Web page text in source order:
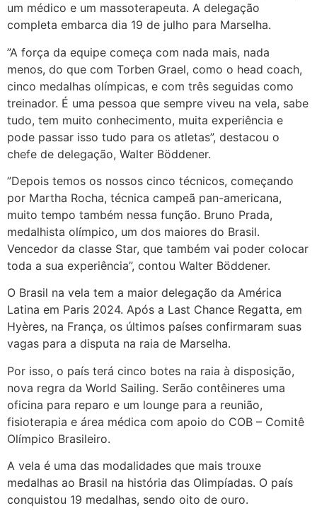
um médico e um massoterapeuta. A delegação
completa embarca dia 19 de julho para Marselha.
”A força da equipe começa com nada mais, nada
menos, do que com Torben Grael, como o head coach,
cinco medalhas olímpicas, e com três seguidas como
treinador. É uma pessoa que sempre viveu na vela, sabe
tudo, tem muito conhecimento, muita experiência e
pode passar isso tudo para os atletas”, destacou o
chefe de delegação, Walter Böddener.
”Depois temos os nossos cinco técnicos, começando
por Martha Rocha, técnica campeã pan-americana,
muito tempo também nessa função. Bruno Prada,
medalhista olímpico, um dos maiores do Brasil.
Vencedor da classe Star, que também vai poder colocar
toda a sua experiência”, contou Walter Böddener.
O Brasil na vela tem a maior delegação da América
Latina em Paris 2024. Após a Last Chance Regatta, em
Hyères, na França, os últimos países confirmaram suas
vagas para a disputa na raia de Marselha.
Por isso, o país terá cinco botes na raia à disposição,
nova regra da World Sailing. Serão contêineres uma
oficina para reparo e um lounge para a reunião,
fisioterapia e área médica com apoio do COB – Comitê
Olímpico Brasileiro.
A vela é uma das modalidades que mais trouxe
medalhas ao Brasil na história das Olimpíadas. O país
conquistou 19 medalhas, sendo oito de ouro.